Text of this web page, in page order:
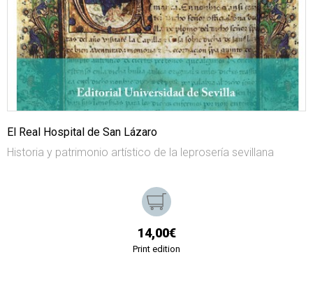
El Real Hospital de San Lázaro
Historia y patrimonio artístico de la leprosería sevillana
14,00€
Print edition